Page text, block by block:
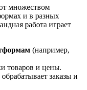
множеством
и в разных
работа играет
(например,
товаров и цены.
обрабатывает заказы и